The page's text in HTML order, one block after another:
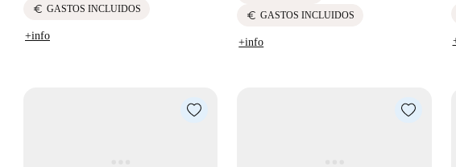
euro GASTOS INCLUIDOS
+info
euro GASTOS INCLUIDOS
+info